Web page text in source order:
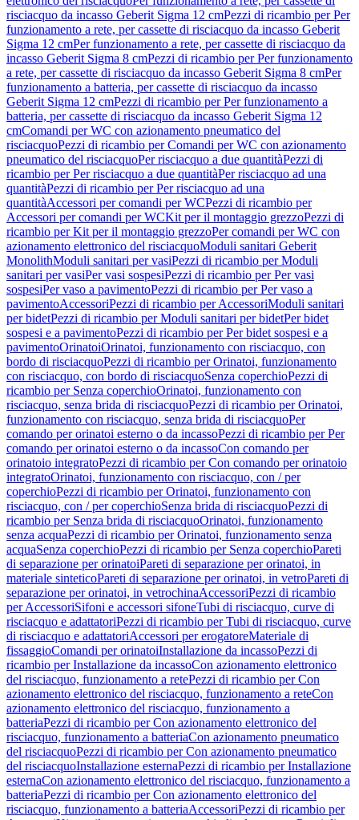
risciacquo da incasso Geberit Sigma 12 cmPezzi di ricambio per Per
funzionamento a rete, per cassette di risciacquo da incasso Geberit
Sigma 12 cmPer funzionamento a rete, per cassette di risciacquo da
incasso Geberit Sigma 8 cmPezzi di ricambio per Per funzionamento
a rete, per cassette di risciacquo da incasso Geberit Sigma 8 cmPer
funzionamento a batteria, per cassette di risciacquo da incasso
Geberit Sigma 12 cmPezzi di ricambio per Per funzionamento a
batteria, per cassette di risciacquo da incasso Geberit Sigma 12
cmComandi per WC con azionamento pneumatico del
risciacquoPezzi di ricambio per Comandi per WC con azionamento
pneumatico del risciacquoPer risciacquo a due quantitàPezzi di
ricambio per Per risciacquo a due quantitàPer risciacquo ad una
quantitàPezzi di ricambio per Per risciacquo ad una
quantitàAccessori per comandi per WCPezzi di ricambio per
Accessori per comandi per WCKit per il montaggio grezzoPezzi di
ricambio per Kit per il montaggio grezzoPer comandi per WC con
azionamento elettronico del risciacquoModuli sanitari Geberit
MonolithModuli sanitari per vasiPezzi di ricambio per Moduli
sanitari per vasiPer vasi sospesiPezzi di ricambio per Per vasi
sospesiPer vaso a pavimentoPezzi di ricambio per Per vaso a
pavimentoAccessoriPezzi di ricambio per AccessoriModuli sanitari
per bidetPezzi di ricambio per Moduli sanitari per bidetPer bidet
sospesi e a pavimentoPezzi di ricambio per Per bidet sospesi e a
pavimentoOrinatoiOrinatoi, funzionamento con risciacquo, con
bordo di risciacquoPezzi di ricambio per Orinatoi, funzionamento
con risciacquo, con bordo di risciacquoSenza coperchioPezzi di
ricambio per Senza coperchioOrinatoi, funzionamento con
risciacquo, senza brida di risciacquoPezzi di ricambio per Orinatoi,
funzionamento con risciacquo, senza brida di risciacquoPer
comando per orinatoi esterno o da incassoPezzi di ricambio per Per
comando per orinatoi esterno o da incassoCon comando per
orinatoio integratoPezzi di ricambio per Con comando per orinatoio
integratoOrinatoi, funzionamento con risciacquo, con / per
coperchioPezzi di ricambio per Orinatoi, funzionamento con
risciacquo, con / per coperchioSenza brida di risciacquoPezzi di
ricambio per Senza brida di risciacquoOrinatoi, funzionamento
senza acquaPezzi di ricambio per Orinatoi, funzionamento senza
acquaSenza coperchioPezzi di ricambio per Senza coperchioPareti
di separazione per orinatoiPareti di separazione per orinatoi, in
materiale sinteticoPareti di separazione per orinatoi, in vetroPareti di
separazione per orinatoi, in vetrochinaAccessoriPezzi di ricambio
per AccessoriSifoni e accessori sifoneTubi di risciacquo, curve di
risciacquo e adattatoriPezzi di ricambio per Tubi di risciacquo, curve
di risciacquo e adattatoriAccessori per erogatoreMateriale di
fissaggioComandi per orinatoiInstallazione da incassoPezzi di
ricambio per Installazione da incassoCon azionamento elettronico
del risciacquo, funzionamento a retePezzi di ricambio per Con
azionamento elettronico del risciacquo, funzionamento a reteCon
azionamento elettronico del risciacquo, funzionamento a
batteriaPezzi di ricambio per Con azionamento elettronico del
risciacquo, funzionamento a batteriaCon azionamento pneumatico
del risciacquoPezzi di ricambio per Con azionamento pneumatico
del risciacquoInstallazione esternaPezzi di ricambio per Installazione
esternaCon azionamento elettronico del risciacquo, funzionamento a
batteriaPezzi di ricambio per Con azionamento elettronico del
risciacquo, funzionamento a batteriaAccessoriPezzi di ricambio per